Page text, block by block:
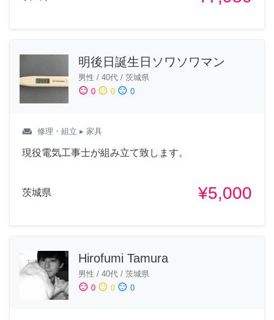
明後日誕生日ソワソワマン
男性 / 40代 / 茨城県
sentiment_satisfied 0 sentiment_neutral 0 sentiment_dissatisfied 0
weekend 修理・組立 ▸ 家具
現役電気工事士が組み立て致します。
茨城県 ¥5,000
Hirofumi Tamura
男性 / 40代 / 茨城県
sentiment_satisfied 0 sentiment_neutral 0 sentiment_dissatisfied 0